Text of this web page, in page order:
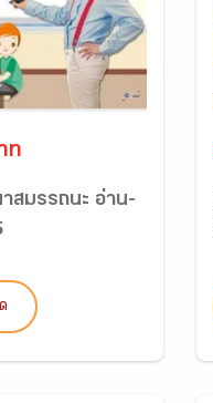
ท
มรรถนะ อ่าน-